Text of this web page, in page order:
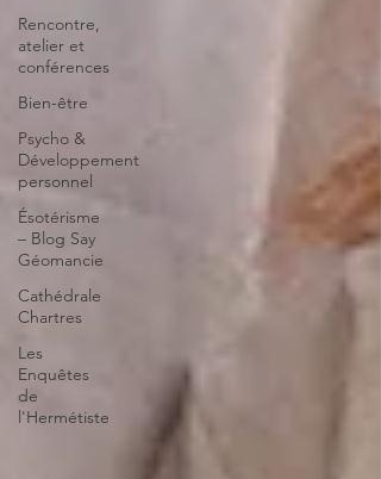
Rencontre,
atelier et
conférences
Bien-être
Psycho &
Développement
personnel
Ésotérisme
– Blog Say
Géomancie
Cathédrale
Chartres
Les
Enquêtes
de
l'Hermétiste